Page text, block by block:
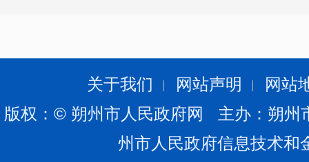
关于我们 网站声明
网站
版权：© 朔州市人民政府网 主办：朔
州市人民政府信息技术和